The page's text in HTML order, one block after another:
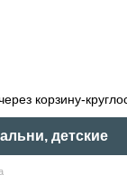
корзину-
детские